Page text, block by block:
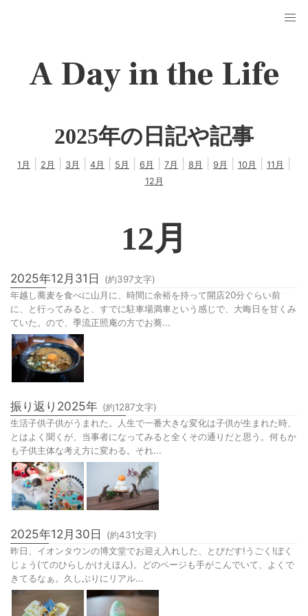
A Day in the Life
2025年の日記や記事
1 月 2 月 3月 4月 5 月 6 月 7月 8 月 9 月 10月 11 月
12 月
12月
2025年12月31日 (約397文字)
年越し蕎麦を食べに山月に、時間に余裕を持って開店20分ぐらい前
に、と行ってみると、すでに駐車場満車という感じで、大晦日を甘くみ
ていた。ので、季流正照庵の方でお蕎...
振り返り2025年 (約1287文字)
生活子供子供がうまれた。人生で一番大きな変化は子供が生まれた時、
とはよく聞くが、当事者になってみると全くその通りだと思う。何もか
も子供主体な考え方に変わる。それ...
2025年12月30日 (約431文字)
昨日、イオンタウンの博文堂でお迎え入れした、とびだす!うごく!ぼく
じょう(てのひらしかけえほん)。どのページも手がこんでいて、よくで
きてるなぁ。久しぶりにリアル...